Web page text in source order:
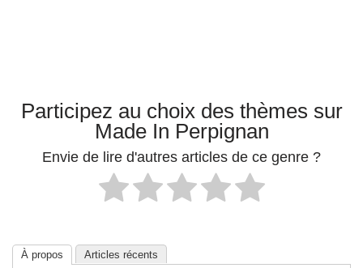
Participez au choix des thèmes sur
Made In Perpignan
Envie de lire d'autres articles de ce genre ?
À propos Articles récents